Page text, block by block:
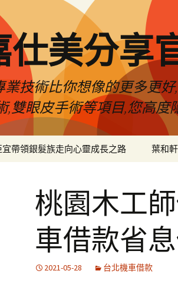
仕美分享
業技術比你想像的更多更
,雙眼皮手術等項目,您高度
宜帶領銀髮族走向心靈成長之路 葉和軒
桃園木工
車借款省
2021-05-28 台北機車借款